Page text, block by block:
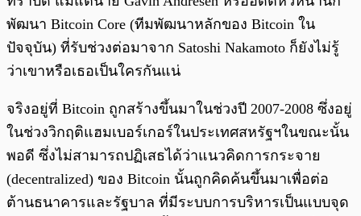
พัฒนา Bitcoin Core (ทีมพัฒนาหลักของ Bitcoin ใน
ปัจจุบัน) ที่รับช่วงต่อมาจาก Satoshi Nakamoto ก็ยังไม่รู้
ว่าเขาหรือเธอเป็นใครกันแน่
จริงอยู่ที่ Bitcoin ถูกสร้างขึ้นมาในช่วงปี 2007-2008 ซึ่งอยู่
ในช่วงวิกฤติแฮมเบอร์เกอร์ในประเทศสหรัฐฯในขณะนั้น
พอดี ซึ่งไม่สามารถปฏิเสธได้ว่าแนวคิดการกระจาย
(decentralized) ของ Bitcoin นั้นถูกคิดค้นขึ้นมาเพื่อต่อ
ต้านธนาคารและรัฐบาล ที่มีระบบการบริหารเป็นแบบจุด